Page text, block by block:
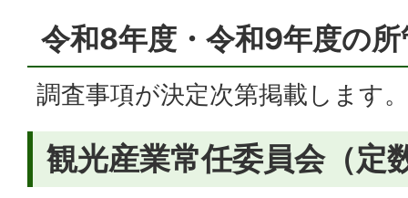
令和8年度・令和9年度の
調査事項が決定次第掲載します。
観光産業常任委員会（定